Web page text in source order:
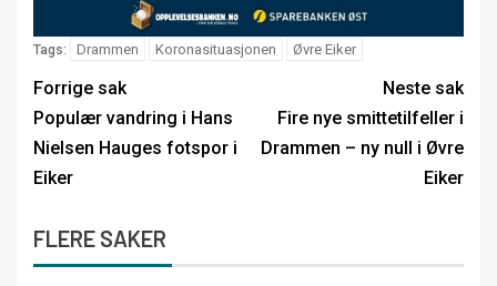
Tags: Drammen Koronasituasjonen Øvre Eiker
Forrige sak
Populær vandring i Hans
Nielsen Hauges fotspor i
Eiker
Neste sak
Fire nye smittetilfeller i
Drammen – ny null i Øvre
Eiker
FLERE SAKER